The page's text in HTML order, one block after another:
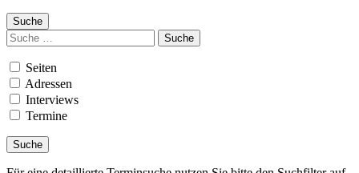
Suche
Suchen
nach:
Seiten
Adressen
Interviews
Termine